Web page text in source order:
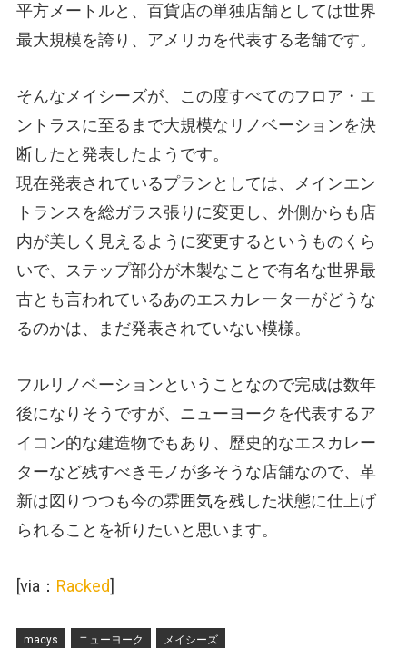
平方メートルと、百貨店の単独店舗としては世界
最大規模を誇り、アメリカを代表する老舗です。
そんなメイシーズが、この度すべてのフロア・エ
ントラスに至るまで大規模なリノベーションを決
断したと発表したようです。
現在発表されているプランとしては、メインエン
トランスを総ガラス張りに変更し、外側からも店
内が美しく見えるように変更するというものくら
いで、ステップ部分が木製なことで有名な世界最
古とも言われているあのエスカレーターがどうな
るのかは、まだ発表されていない模様。
フルリノベーションということなので完成は数年
後になりそうですが、ニューヨークを代表するア
イコン的な建造物でもあり、歴史的なエスカレー
ターなど残すべきモノが多そうな店舗なので、革
新は図りつつも今の雰囲気を残した状態に仕上げ
られることを祈りたいと思います。
[via： Racked]
macys ニューヨーク メイシーズ